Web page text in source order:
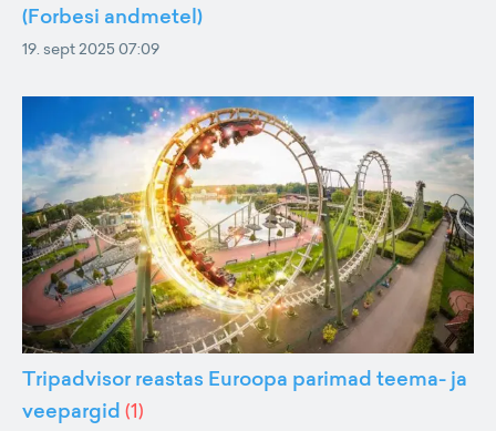
(Forbesi andmetel)
19. sept 2025 07:09
Tripadvisor reastas Euroopa parimad teema- ja
veepargid (1)